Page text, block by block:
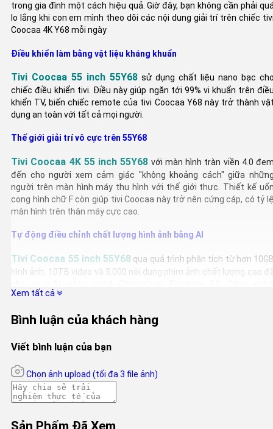
trong gia đình một cách hiệu quả. Giờ đây, bạn không cần phải
lo lắng khi con em mình theo dõi các nội dung giải trí trên chiếc
Coocaa 4K Y68 mỗi ngày
Điều khiển làm bằng vật liệu kháng khuẩn
Tivi Coocaa 55 inch 55Y68 sử dụng chất liệu nano bạc
chiếc điều khiển tivi. Điều này giúp ngăn tới 99% vi khuẩn trên
khiển TV, biến chiếc remote của tivi Coocaa Y68 này trở thành
dụng an toàn với tất cả mọi người.
Thế giới giải trí vô cực trên 55Y68
Tivi Coocaa 4K 55 inch 55Y68 với màn hình tràn viền 4.0
đến cho người xem cảm giác "không khoảng cách" giữa
người trên màn hình máy thu hình với thế giới thực. Thiết kế
cong hình chữ F còn giúp tivi Coocaa này trở nên cứng cáp, có tỷ
màn hình trên thân máy cực cao.
Tự động điều chỉnh chất lượng hình ảnh bằng AI
Tivi Coocaa 55 inch 55Y68 qua quá trình phân tích từ hơn
hình ảnh, 10TB video và 3.000 nội dung phim ảnh chất lượng cao
Chameleon Extreme 2.0 sử dụng máy học để tự động căn
lo lắng những rắc rối liên quan tới kỹ thuật, mọi thứ đã có AI lo
Và cuối cùng, Coocaa 55Y68 cũng sử dụng công nghệ HDR10
HLG nhằm tăng cường độ tương phản cho thiết bị TV, tạo độ sâu
chuyển động mượt mà cho người xem khi theo dõi nội dung
hình.
Xem tất cả
Bình luận của khách hàng
Viết bình luận của bạn
Chọn ảnh upload (tối đa 3 file ảnh)
Sản Phẩm Đã Xem